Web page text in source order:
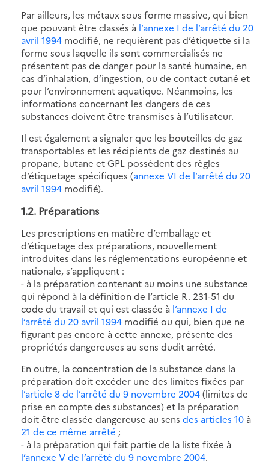
Par ailleurs, les métaux sous forme massive, qui bien
que pouvant être classés à l’annexe I de l’arrêté du 20
avril 1994 modifié, ne requièrent pas d’étiquette si la
forme sous laquelle ils sont commercialisés ne
présentent pas de danger pour la santé humaine, en
cas d’inhalation, d’ingestion, ou de contact cutané et
pour l’environnement aquatique. Néanmoins, les
informations concernant les dangers de ces
substances doivent être transmises à l’utilisateur.
Il est également a signaler que les bouteilles de gaz
transportables et les récipients de gaz destinés au
propane, butane et GPL possèdent des règles
d’étiquetage spécifiques (annexe VI de l’arrêté du 20
avril 1994 modifié).
1.2. Préparations
Les prescriptions en matière d’emballage et
d’étiquetage des préparations, nouvellement
introduites dans les réglementations européenne et
nationale, s’appliquent :
- à la préparation contenant au moins une substance
qui répond à la définition de l’article R. 231-51 du
code du travail et qui est classée à l’annexe I de
l’arrêté du 20 avril 1994 modifié ou qui, bien que ne
figurant pas encore à cette annexe, présente des
propriétés dangereuses au sens dudit arrêté.
En outre, la concentration de la substance dans la
préparation doit excéder une des limites fixées par
l’article 8 de l’arrêté du 9 novembre 2004(limites de
prise en compte des substances) et la préparation
doit être classée dangereuse au sens des articles 10 à
21 de ce même arrêté ;
- à la préparation qui fait partie de la liste fixée à
l’annexe V de l’arrêté du 9 novembre 2004.